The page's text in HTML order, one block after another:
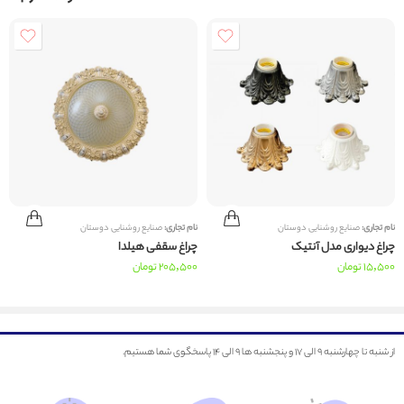
برای مثال، بسته‌های کم حجم با هزینه‌های تخمینی حدود ۳۰,۰۰۰ تا ۴۰,۰۰۰ تومان ارسال
می‌شوند و بسته‌های حجیم‌تر نیز می‌توانند حدود ۱۰۰,۰۰۰ تومان هزینه داشته باشند. برای
مشتریانی که سفارشاتشان به بیش از ۱۰ میلیون تومان می‌رسد، ارسال رایگان فراهم شده و هزینه
ناگفته نماند که برای هرسفارشی و با هر حجم و ارزشی هیچگونه هزینه ای از مشتراینمان بابت
کرایه شهری یا هزینه ارسال از انبارهای ما تا محل باربری ها دریافت نمیشود.
ارسال با باربری برای مشتریان در فروشگاه اینترنتی ما دارای مزایای مهمی است:
تعداد کارتن‌های محصول محاسبه می‌شود. این امکان به مشتری اجازه می‌دهد که پیشاپیش
هزینه را برای خود محاسبه کند و تصمیم به خرید با اطمینان بیشتری بگیرد.
نام تجاری:صنایع روشنایی دوستان
چراغ دیواری مدل آنتیک
15,500تومان
نام تجاری:صنایع روشنایی دوستان
چراغ سقفی هیلدا
205,500تومان
از شنبه تا چهارشنبه ۹ الی ۱۷ و پنجشنبه ها ۹ الی ۱۴ پاسخگوی شما هستیم.